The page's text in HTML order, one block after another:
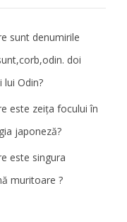
sunt denumirile
doi
lui Odin?
este zeiţa focului în
japoneză?
este singura
muritoare ?